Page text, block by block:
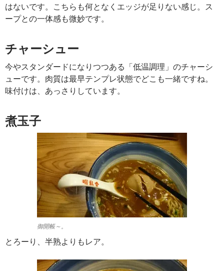
はないです。こちらも何となくエッジが足りない感じ。ス
ープとの一体感も微妙です。
チャーシュー
今やスタンダードになりつつある「低温調理」のチャーシ
ューです。肉質は最早テンプレ状態でどこも一緒ですね。
味付けは、あっさりしています。
煮玉子
御開帳～。
とろーり、半熟よりもレア。